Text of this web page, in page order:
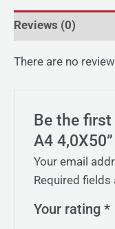
Reviews (0)
There are no
Be the first
A4 4,0X50”
Your email
Required
Your rating*